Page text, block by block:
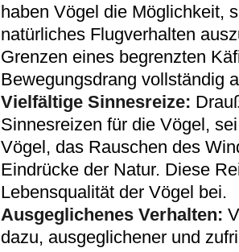
haben Vögel die Möglichkeit,
natürliches Flugverhalten
Grenzen eines begrenzten
Bewegungsdrang vollständig
Vielfältige Sinnesreize:
Sinnesreizen für die Vögel,
Vögel, das Rauschen des
Eindrücke der Natur. Diese
Lebensqualität der Vögel bei.
Ausgeglichenes Verhalten:
dazu, ausgeglichener und